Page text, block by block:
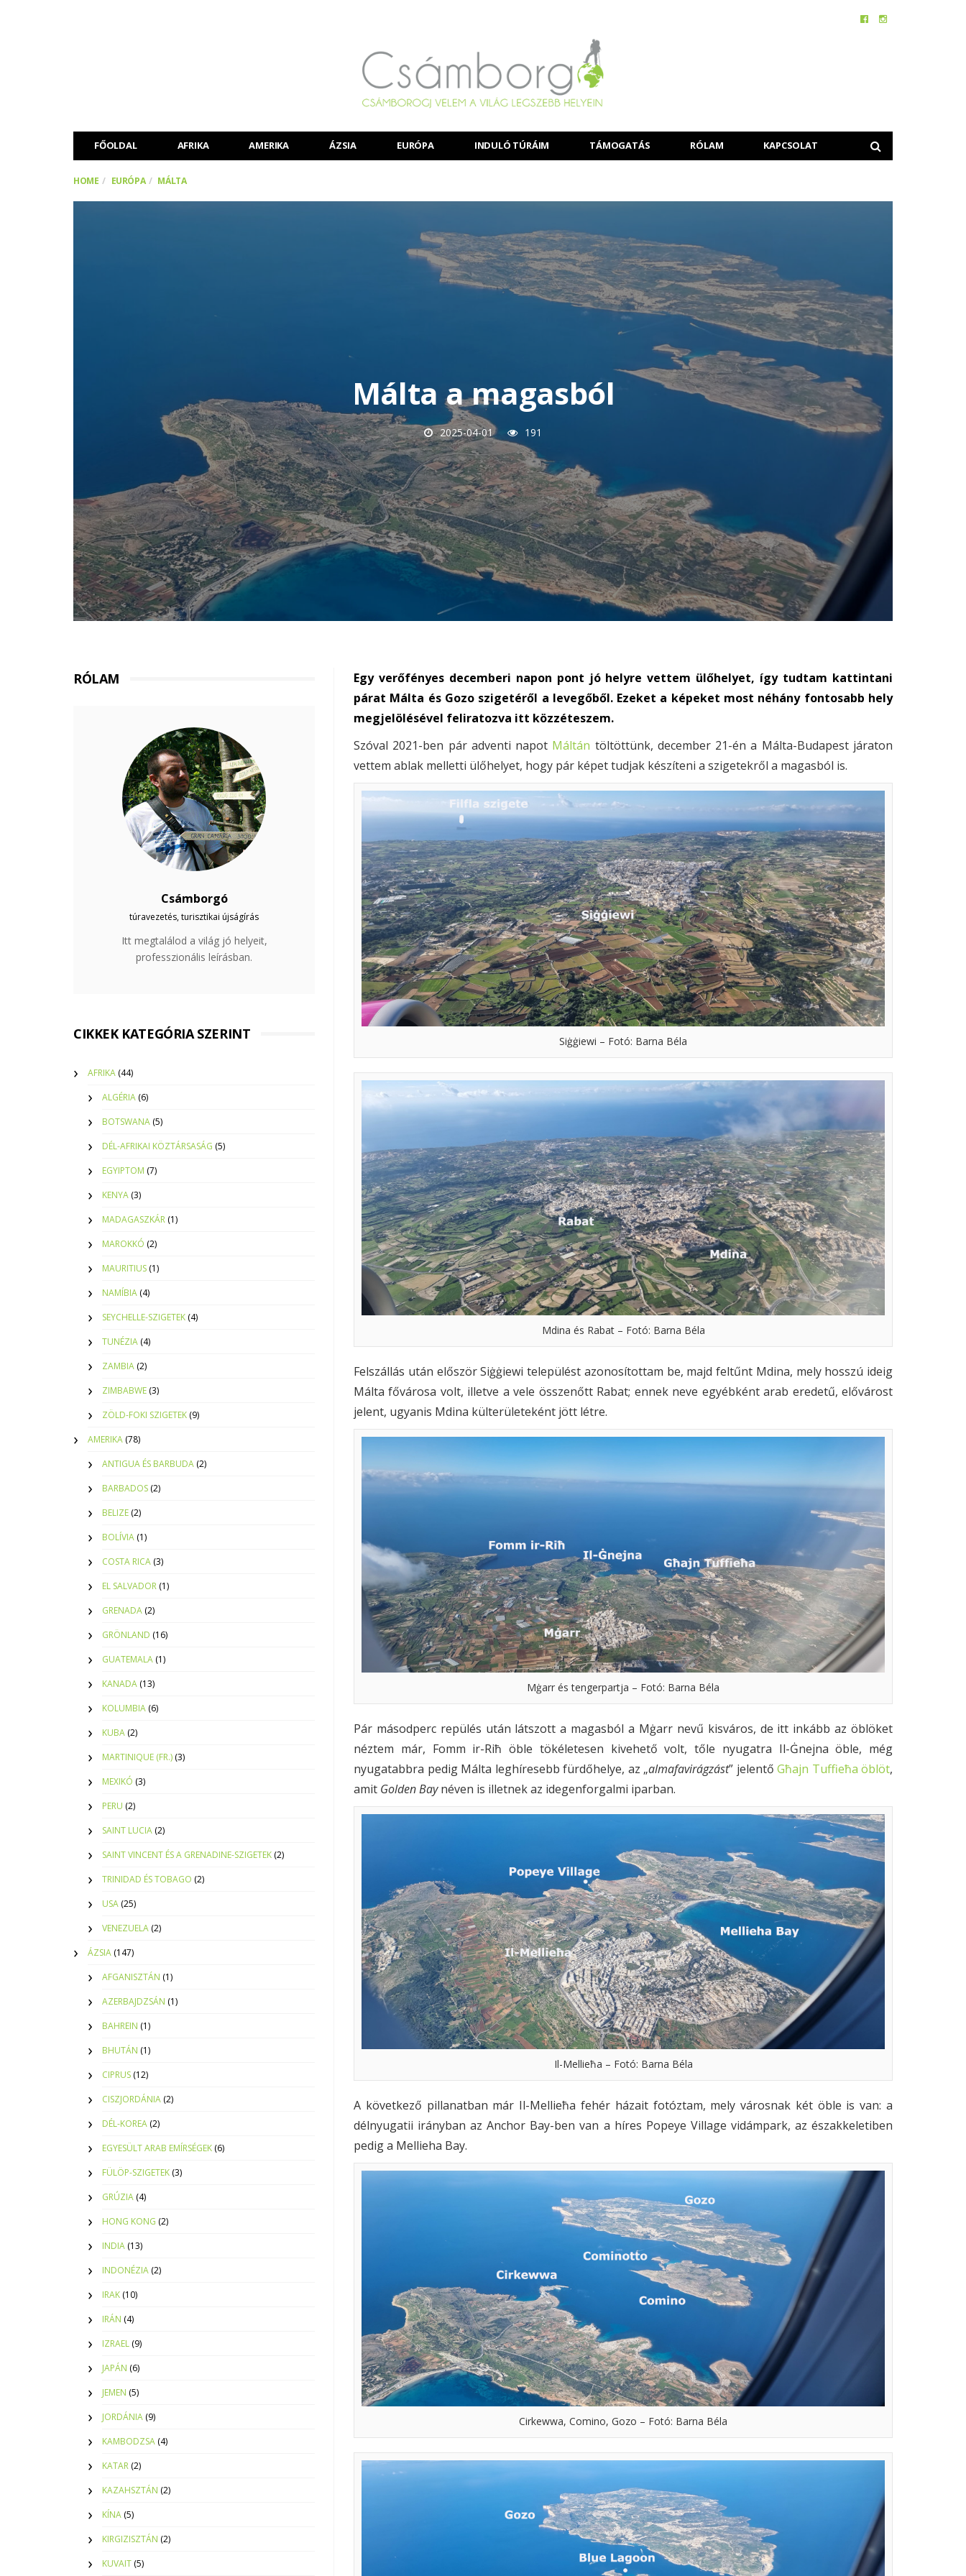
FŐOLDAL AFRIKA AMERIKA ÁZSIA EURÓPA INDULÓ TÚRÁIM TÁMOGATÁS RÓLAM KAPCSOLAT
HOME EURÓPA MÁLTA
Málta a magasból
2025-04-01 191
Egy verőfényes decemberi napon pont jó helyre vettem ülőhelyet, így tudtam kattintani
párat Málta és Gozo szigetéről a levegőből. Ezeket a képeket most néhány fontosabb hely
megjelölésével feliratozva itt közzéteszem.
Szóval 2021-ben pár adventi napot Máltán töltöttünk, december 21-én a Málta-Budapest járaton
vettem ablak melletti ülőhelyet, hogy pár képet tudjak készíteni a szigetekről a magasból is.
Siġġiewi – Fotó: Barna Béla
Mdina és Rabat – Fotó: Barna Béla
Felszállás után először Siġġiewi települést azonosítottam be, majd feltűnt Mdina, mely hosszú ideig
Málta fővárosa volt, illetve a vele összenőtt Rabat; ennek neve egyébként arab eredetű, elővárost
jelent, ugyanis Mdina külterületeként jött létre.
Mġarr és tengerpartja – Fotó: Barna Béla
Pár másodperc repülés után látszott a magasból a Mġarr nevű kisváros, de itt inkább az öblöket
néztem már, Fomm ir-Riħ öble tökéletesen kivehető volt, tőle nyugatra Il-Ġnejna öble, még
nyugatabbra pedig Málta leghíresebb fürdőhelye, az „almafavirágzást” jelentő Għajn Tuffieħa öblöt,
amit Golden Baynéven is illetnek az idegenforgalmi iparban.
Il-Mellieħa – Fotó: Barna Béla
A következő pillanatban már Il-Mellieħa fehér házait fotóztam, mely városnak két öble is van: a
délnyugatii irányban az Anchor Bay-ben van a híres Popeye Village vidámpark, az északkeletiben
pedig a Mellieha Bay.
Cirkewwa, Comino, Gozo – Fotó: Barna Béla
RÓLAM
Csámborgó
túravezetés, turisztikai újságírás
Itt megtalálod a világ jó helyeit,
professzionális leírásban.
CIKKEK KATEGÓRIA SZERINT
AFRIKA (44)
ALGÉRIA (6)
BOTSWANA (5)
DÉL-AFRIKAI KÖZTÁRSASÁG (5)
EGYIPTOM (7)
KENYA (3)
MADAGASZKÁR (1)
MAROKKÓ (2)
MAURITIUS (1)
NAMÍBIA (4)
SEYCHELLE-SZIGETEK (4)
TUNÉZIA (4)
ZAMBIA (2)
ZIMBABWE (3)
ZÖLD-FOKI SZIGETEK (9)
AMERIKA (78)
ANTIGUA ÉS BARBUDA (2)
BARBADOS (2)
BELIZE (2)
BOLÍVIA (1)
COSTA RICA (3)
EL SALVADOR (1)
GRENADA (2)
GRÖNLAND (16)
GUATEMALA (1)
KANADA (13)
KOLUMBIA (6)
KUBA (2)
MARTINIQUE (FR.) (3)
MEXIKÓ (3)
PERU (2)
SAINT LUCIA (2)
SAINT VINCENT ÉS A GRENADINE-SZIGETEK (2)
TRINIDAD ÉS TOBAGO (2)
USA (25)
VENEZUELA (2)
ÁZSIA (147)
AFGANISZTÁN (1)
AZERBAJDZSÁN (1)
BAHREIN (1)
BHUTÁN (1)
CIPRUS (12)
CISZJORDÁNIA (2)
DÉL-KOREA (2)
EGYESÜLT ARAB EMÍRSÉGEK (6)
FÜLÖP-SZIGETEK (3)
GRÚZIA (4)
HONG KONG (2)
INDIA (13)
INDONÉZIA (2)
IRAK (10)
IRÁN (4)
IZRAEL (9)
JAPÁN (6)
JEMEN (5)
JORDÁNIA (9)
KAMBODZSA (4)
KATAR (2)
KAZAHSZTÁN (2)
KÍNA (5)
KIRGIZISZTÁN (2)
KUVAIT (5)